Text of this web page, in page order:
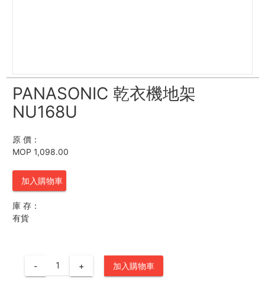
PANASONIC 乾衣機地架
NU168U
原 價：
MOP 1,098.00
加入購物車
庫 存：
有貨
- + 加入購物車